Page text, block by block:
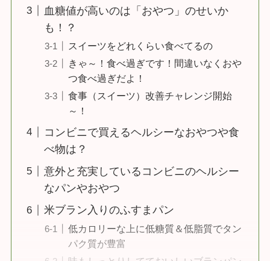
血糖値が高いのは「おやつ」のせいか
も！？
スイーツをどれくらい食べてるの
きゃ～！食べ過ぎです！間違いなくおや
つ食べ過ぎだよ！
食事（スイーツ）改善チャレンジ開始
～！
コンビニで買えるヘルシーなおやつや食
べ物は？
意外と充実しているコンビニのヘルシー
なパンやおやつ
米ブラン入りのふすまパン
低カロリーな上に低糖質＆低脂質でタン
パク質が豊富